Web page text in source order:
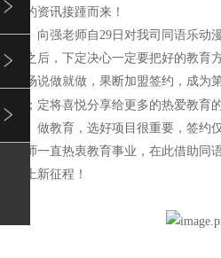
商的资讯接踵而来！
向强老师自29 日对我司同语乐动
解之后，下定决心一定要把好的教育
市场说做就做，果断加盟签约，成为
商；定将喜悦分享给更多的热爱教育
做教育，选好项目很重要，签约
老师一直热衷教育事业，在此借助同
踏上新征程！